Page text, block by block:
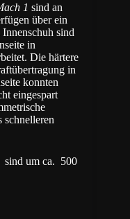
1 sind an
über ein
sind
in
Die härtere
in
konnten
eingespart
schnelleren
sind um ca. 500